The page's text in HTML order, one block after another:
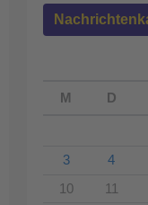
M D
3
4
10
11